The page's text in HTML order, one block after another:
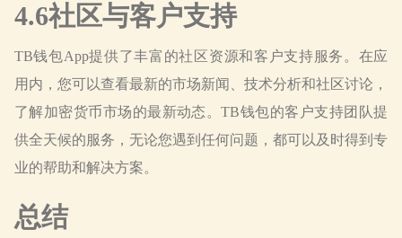
4.6社区与客户支持
TB钱包App提供了丰富的社区资源和客户支持服务。在应
用内，您可以查看最新的市场新闻、技术分析和社区讨论，
了解加密货币市场的最新动态。TB钱包的客户支持团队提
供全天候的服务，无论您遇到任何问题，都可以及时得到专
业的帮助和解决方案。
总结